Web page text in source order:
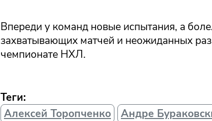
Впереди у команд новые испытания, а
захватывающих матчей и неожиданных
чемпионате НХЛ.
Теги:
Алексей Торопченко
Андре